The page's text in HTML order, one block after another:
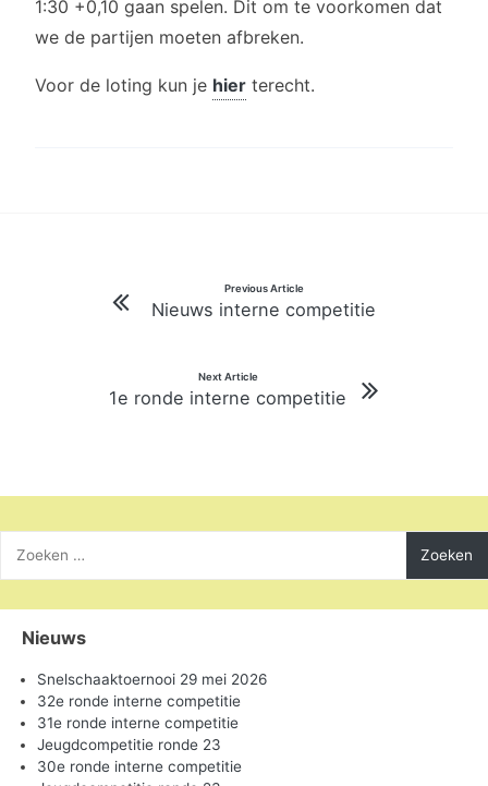
1:30 +0,10 gaan spelen. Dit om te voorkomen dat
we de partijen moeten afbreken.
Voor de loting kun je hier terecht.
navigatie
Previous Article
Nieuws interne competitie
Next Article
1e ronde interne competitie
naar:
Nieuws
Snelschaaktoernooi 29 mei 2026
32e ronde interne competitie
31e ronde interne competitie
Jeugdcompetitie ronde 23
30e ronde interne competitie